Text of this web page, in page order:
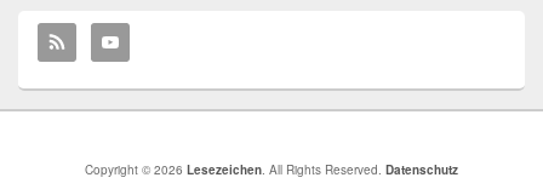
Copyright © 2026 Lesezeichen . All Rights Reserved. Datenschutz